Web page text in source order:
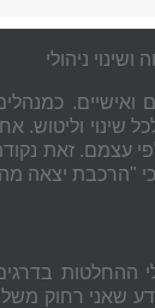
שינוי וליטוש.
כלפי עצמם. זאת
כי "הרכבת יצאה
ההחלטות
שאני רחוק